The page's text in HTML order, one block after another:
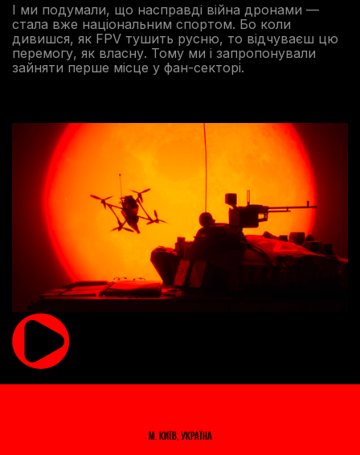
І ми подумали, що насправді війна дронами —
стала вже національним спортом. Бо коли
дивишся, як FPV тушить русню, то відчуваєш цю
перемогу, як власну. Тому ми і запропонували
зайняти перше місце у фан-секторі.
м. Київ, Україна